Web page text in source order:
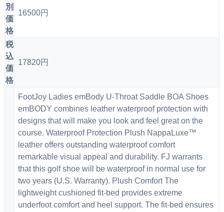
別
価
格
16500円
税
込
価
格
17820円
FootJoy Ladies emBody U-Throat Saddle BOA Shoes
emBODY combines leather waterproof protection with
designs that will make you look and feel great on the
course. Waterproof Protection Plush NappaLuxe™
leather offers outstanding waterproof comfort
remarkable visual appeal and durability. FJ warrants
that this golf shoe will be waterproof in normal use for
two years (U.S. Warranty). Plush Comfort The
lightweight cushioned fit-bed provides extreme
underfoot comfort and heel support. The fit-bed ensures